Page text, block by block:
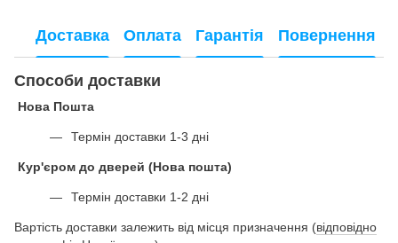
Доставка Оплата Гарантія Повернення
Способи доставки
Нова Пошта
Термін доставки 1-3 дні
Кур'єром до дверей (Нова пошта)
Термін доставки 1-2 дні
Вартість доставки залежить від місця призначення (відповідно